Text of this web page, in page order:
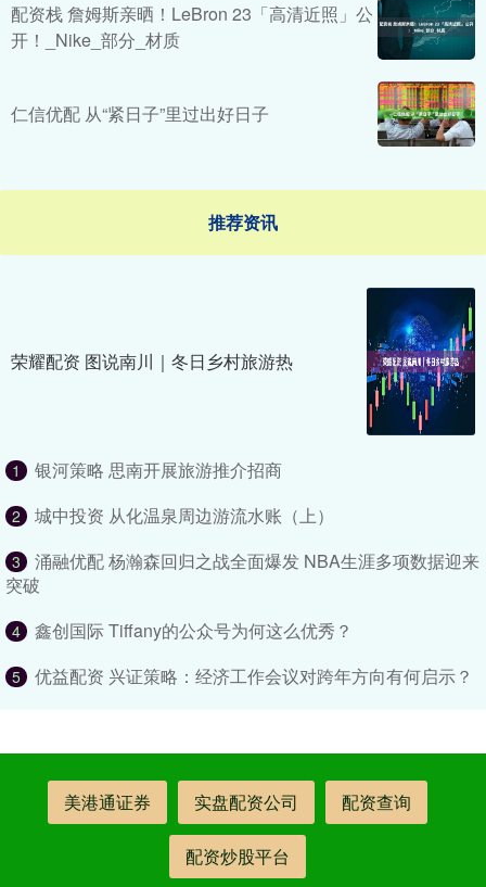
配资栈 詹姆斯亲晒！LeBron 23「高清近照」公
开！_Nike_部分_材质
仁信优配 从“紧日子”里过出好日子
推荐资讯
荣耀配资 图说南川｜冬日乡村旅游热
1 银河策略 思南开展旅游推介招商
2 城中投资 从化温泉周边游流水账（上）
3
涌融优配 杨瀚森回归之战全面爆发 NBA生涯多项数据迎来
突破
4 鑫创国际 Tiffany的公众号为何这么优秀？
5 优益配资 兴证策略：经济工作会议对跨年方向有何启示？
美港通证券 实盘配资公司 配资查询
配资炒股平台